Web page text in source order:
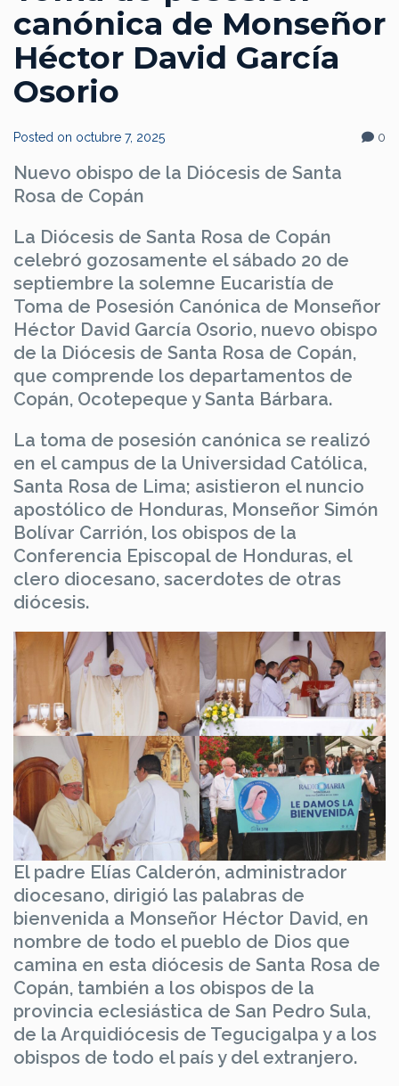
canónica de Monseñor
Héctor David García
Osorio
Posted on octubre 7, 2025 0
Nuevo obispo de la Diócesis de Santa
Rosa de Copán
La Diócesis de Santa Rosa de Copán
celebró gozosamente el sábado 20 de
septiembre la solemne Eucaristía de
Toma de Posesión Canónica de Monseñor
Héctor David García Osorio, nuevo obispo
de la Diócesis de Santa Rosa de Copán,
que comprende los departamentos de
Copán, Ocotepeque y Santa Bárbara.
La toma de posesión canónica se realizó
en el campus de la Universidad Católica,
Santa Rosa de Lima; asistieron el nuncio
apostólico de Honduras, Monseñor Simón
Bolívar Carrión, los obispos de la
Conferencia Episcopal de Honduras, el
clero diocesano, sacerdotes de otras
diócesis.
El padre Elías Calderón, administrador
diocesano, dirigió las palabras de
bienvenida a Monseñor Héctor David, en
nombre de todo el pueblo de Dios que
camina en esta diócesis de Santa Rosa de
Copán, también a los obispos de la
provincia eclesiástica de San Pedro Sula,
de la Arquidiócesis de Tegucigalpa y a los
obispos de todo el país y del extranjero.